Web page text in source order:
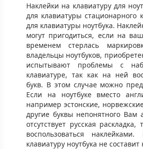
Наклейки на клавиатуру для
для клавиатуры стационарного
для клавиатуры ноутбука.
могут пригодиться, если на
временем стерлась
владельцы ноутбуков,
испытывают проблемы с
клавиатуре, так как на ней
букв. В этом случае можно
Если на ноутбуке вместо
например эстонские,
другие буквы непонятного Вам
отсутствует русская
воспользоваться
клавиатуру ноутбука не составит